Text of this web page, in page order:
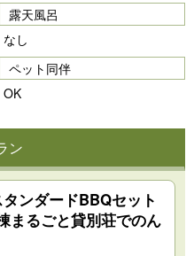
露天風呂
なし
ペット同伴
OK
ン
ンダードBBQセット
まるごと貸別荘でのん